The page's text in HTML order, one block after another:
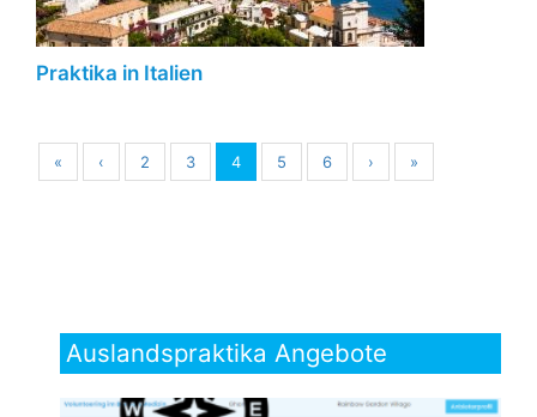
Praktika in Italien
« ‹ 2 3 4 5 6 › »
Auslandspraktika Angebote